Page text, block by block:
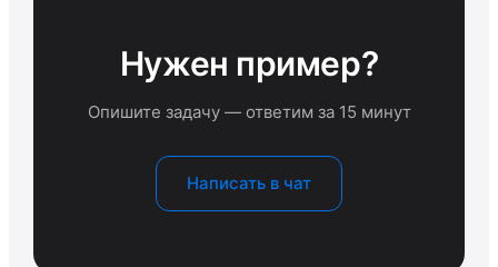
Нужен пример?
Опишите задачу — ответим за 15 минут
Написать в чат